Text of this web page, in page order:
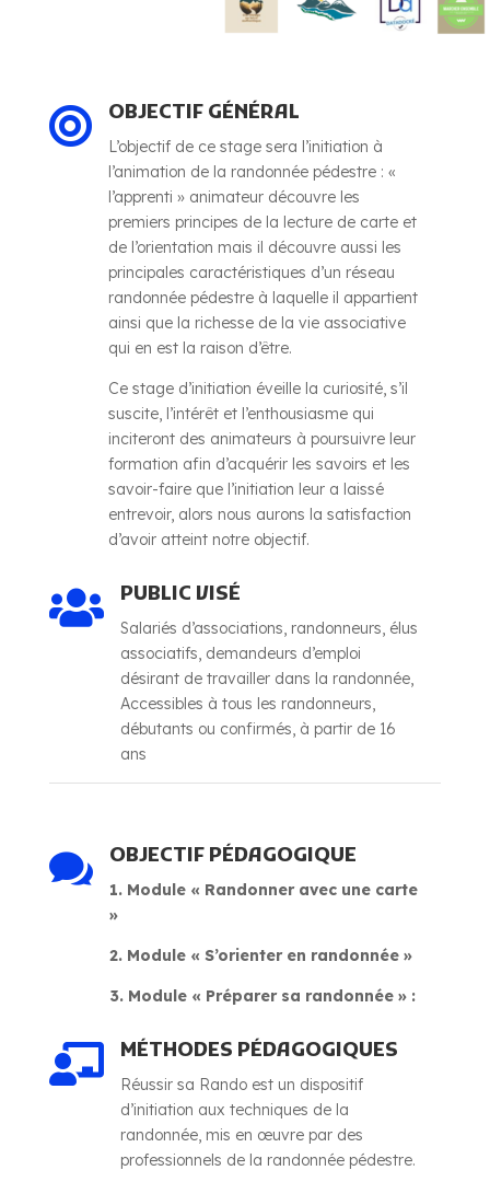
 OBJECTIF GÉNÉRAL
L’objectif de ce stage sera l’initiation à
l’animation de la randonnée pédestre : «
l’apprenti » animateur découvre les
premiers principes de la lecture de carte et
de l’orientation mais il découvre aussi les
principales caractéristiques d’un réseau
randonnée pédestre à laquelle il appartient
ainsi que la richesse de la vie associative
qui en est la raison d’être.
Ce stage d’initiation éveille la curiosité, s’il
suscite, l’intérêt et l’enthousiasme qui
inciteront des animateurs à poursuivre leur
formation afin d’acquérir les savoirs et les
savoir-faire que l’initiation leur a laissé
entrevoir, alors nous aurons la satisfaction
d’avoir atteint notre objectif.
 PUBLIC VISÉ
Salariés d’associations, randonneurs, élus
associatifs, demandeurs d’emploi
désirant de travailler dans la randonnée,
Accessibles à tous les randonneurs,
débutants ou confirmés, à partir de 16
ans
 OBJECTIF PÉDAGOGIQUE
1. Module « Randonner avec une carte
»
2. Module « S’orienter en randonnée »
3. Module « Préparer sa randonnée » :
 MÉTHODES PÉDAGOGIQUES
Réussir sa Rando est un dispositif
d’initiation aux techniques de la
randonnée, mis en œuvre par des
professionnels de la randonnée pédestre.